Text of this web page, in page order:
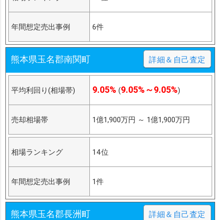
年間想定売出事例 6件
熊本県玉名郡南関町 詳細＆自己査定
平均利回り(相場帯) 9.05% (9.05%～9.05%)
売却相場帯 1億1,900万円 ～ 1億1,900万円
相場ランキング 14位
年間想定売出事例 1件
熊本県玉名郡長洲町 詳細＆自己査定